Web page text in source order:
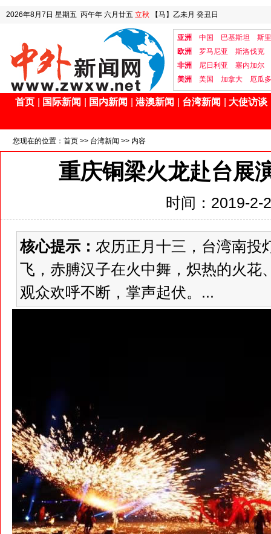
2026年8月7日 星期五 丙午年 六月廿五 立秋 【马】乙未月 癸丑日
亚洲 中国 巴基斯坦
斯
欧洲
罗马尼亚
斯洛伐克
非洲
尼日利亚
塞内加尔
美洲
美国 加拿大 厄瓜
首页 国际新闻 国内新闻 港澳新闻 台湾新闻 大使访谈
您现在的位置： 首页 >> 台湾新闻 >> 内容
重庆铜梁火龙赴台展
时间：2019-2-
核心提示： 农历正月十三，台湾南投
飞，赤膊汉子在火中舞，炽热的火花
观众欢呼不断，掌声起伏。...